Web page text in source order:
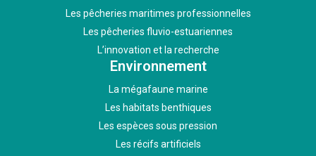
Les pêcheries maritimes professionnelles
Les pêcheries fluvio-estuariennes
L’innovation et la recherche
Environnement
La mégafaune marine
Les habitats benthiques
Les espèces sous pression
Les récifs artificiels